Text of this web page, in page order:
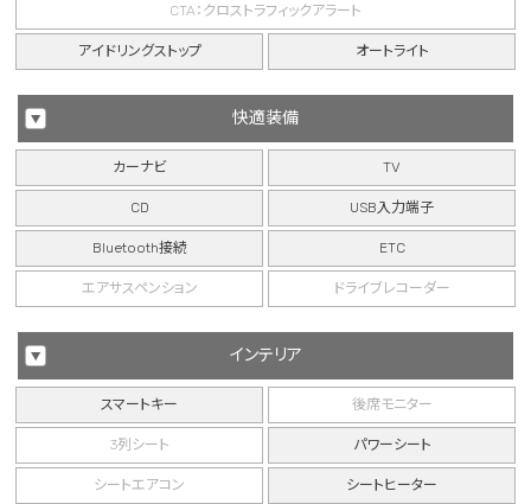
CTA：クロストラフィックアラート
アイドリングストップ オートライト
快適装備
カーナビ TV
CD USB入力端子
Bluetooth接続 ETC
エアサスペンション ドライブレコーダー
インテリア
スマートキー 後席モニター
3列シート パワーシート
シートエアコン シートヒーター